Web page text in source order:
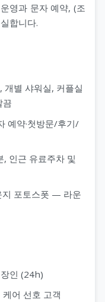
영과 문자 예약, (조
합니다.
개별 샤워실, 커플실
끔
예약·첫방문/후기/
인근 유료주차 및
지 포토스폿 — 라운
인 (24h)
어 선호 고객